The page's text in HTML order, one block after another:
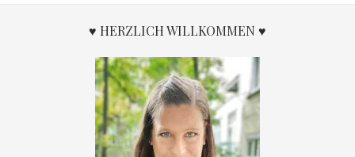
URLAUB
MUSS
♥ HERZLICH WILLKOMMEN ♥